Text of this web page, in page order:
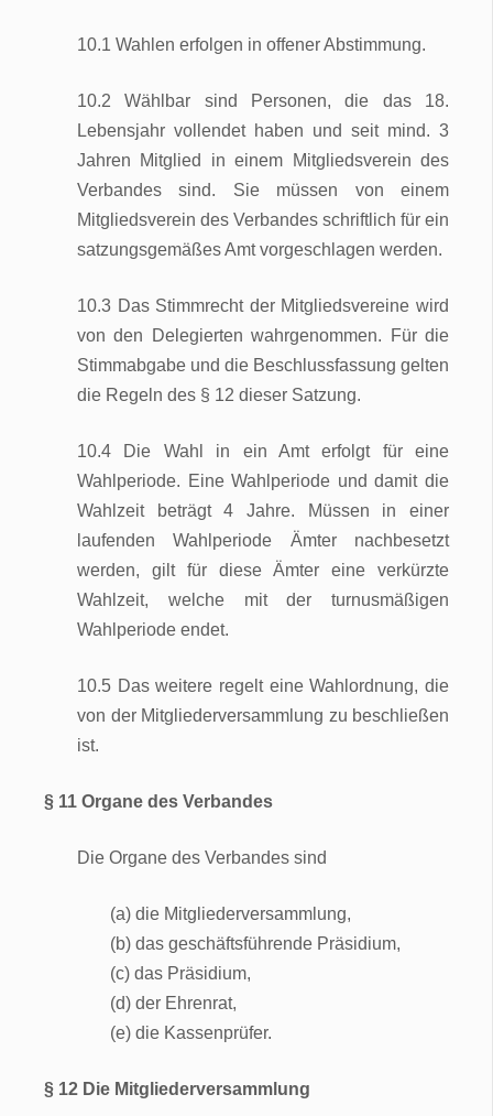
10.1 Wahlen erfolgen in offener Abstimmung.
10.2 Wählbar sind Personen, die das 18.
Lebensjahr vollendet haben und seit mind. 3
Jahren Mitglied in einem Mitgliedsverein des
Verbandes sind. Sie müssen von einem
Mitgliedsverein des Verbandes schriftlich für ein
satzungsgemäßes Amt vorgeschlagen werden.
10.3 Das Stimmrecht der Mitgliedsvereine wird
von den Delegierten wahrgenommen. Für die
Stimmabgabe und die Beschlussfassung gelten
die Regeln des § 12 dieser Satzung.
10.4 Die Wahl in ein Amt erfolgt für eine
Wahlperiode. Eine Wahlperiode und damit die
Wahlzeit beträgt 4 Jahre. Müssen in einer
laufenden Wahlperiode Ämter nachbesetzt
werden, gilt für diese Ämter eine verkürzte
Wahlzeit, welche mit der turnusmäßigen
Wahlperiode endet.
10.5 Das weitere regelt eine Wahlordnung, die
von der Mitgliederversammlung zu beschließen
ist.
§ 11 Organe des Verbandes
Die Organe des Verbandes sind
(a) die Mitgliederversammlung,
(b) das geschäftsführende Präsidium,
(c) das Präsidium,
(d) der Ehrenrat,
(e) die Kassenprüfer.
§ 12 Die Mitgliederversammlung